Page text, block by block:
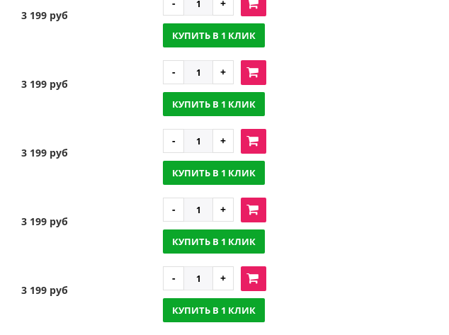
3 199 руб
КУПИТЬ В 1 КЛИК
3 199 руб
КУПИТЬ В 1 КЛИК
3 199 руб
КУПИТЬ В 1 КЛИК
3 199 руб
КУПИТЬ В 1 КЛИК
3 199 руб
КУПИТЬ В 1 КЛИК